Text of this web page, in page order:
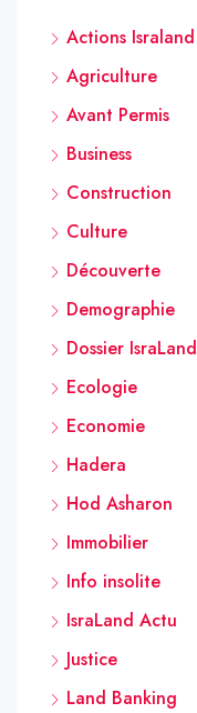
Actions Israland
Agriculture
Avant Permis
Business
Construction
Culture
Découverte
Demographie
Dossier IsraLand
Ecologie
Economie
Hadera
Hod Asharon
Immobilier
Info insolite
IsraLand Actu
Justice
Land Banking